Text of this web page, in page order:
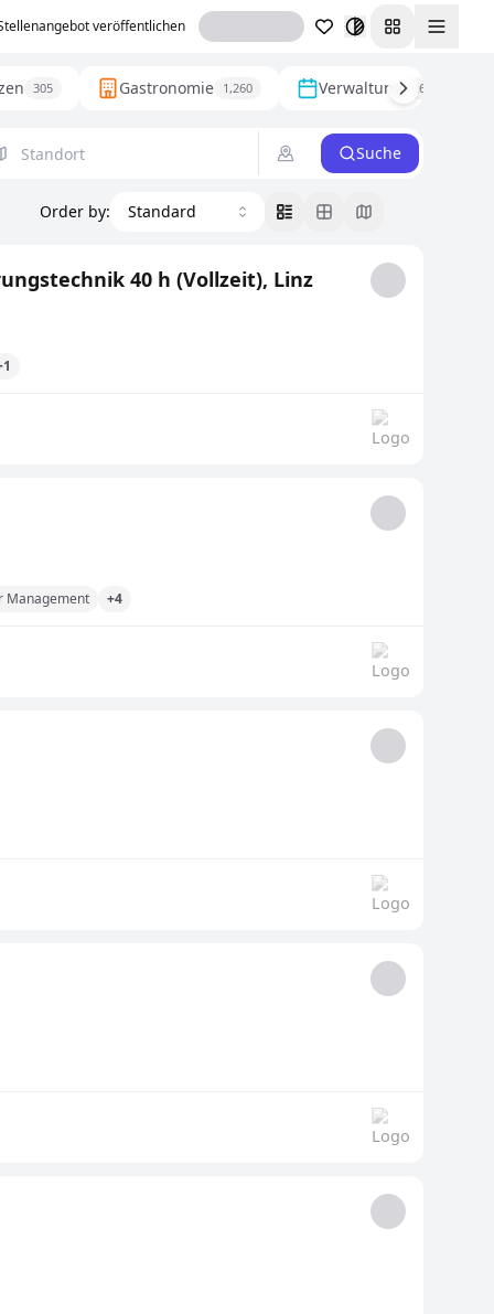
veröffentlichen
305 Gastronomie 1,260 Verwaltung 269
Suche
Order by: Standard
40 h (Vollzeit), Linz
Management +4